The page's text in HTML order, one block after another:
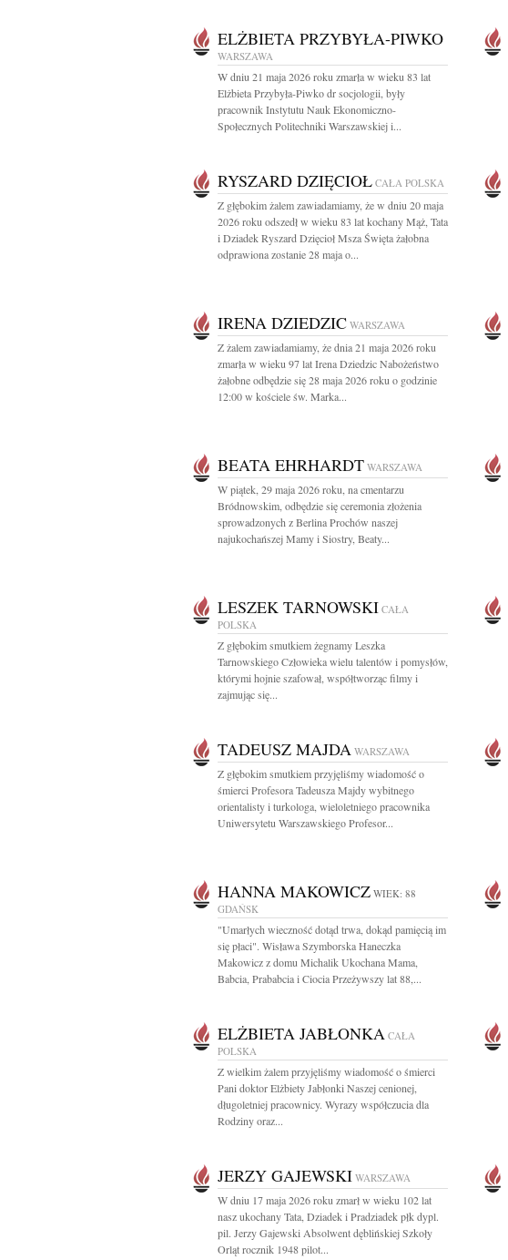
ELŻBIETA PRZYBYŁA-PIWKO
WARSZAWA
W dniu 21 maja 2026 roku zmarła w wieku 83 lat
Elżbieta Przybyła-Piwko dr socjologii, były
pracownik Instytutu Nauk Ekonomiczno-
Społecznych Politechniki Warszawskiej i...
RYSZARD DZIĘCIOŁ CAŁA POLSKA
Z głębokim żalem zawiadamiamy, że w dniu 20 maja
2026 roku odszedł w wieku 83 lat kochany Mąż, Tata
i Dziadek Ryszard Dzięcioł Msza Święta żałobna
odprawiona zostanie 28 maja o...
IRENA DZIEDZIC WARSZAWA
Z żalem zawiadamiamy, że dnia 21 maja 2026 roku
zmarła w wieku 97 lat Irena Dziedzic Nabożeństwo
żałobne odbędzie się 28 maja 2026 roku o godzinie
12:00 w kościele św. Marka...
BEATA EHRHARDT WARSZAWA
W piątek, 29 maja 2026 roku, na cmentarzu
Bródnowskim, odbędzie się ceremonia złożenia
sprowadzonych z Berlina Prochów naszej
najukochańszej Mamy i Siostry, Beaty...
LESZEK TARNOWSKI CAŁA
POLSKA
Z głębokim smutkiem żegnamy Leszka
Tarnowskiego Człowieka wielu talentów i pomysłów,
którymi hojnie szafował, współtworząc filmy i
zajmując się...
TADEUSZ MAJDA WARSZAWA
Z głębokim smutkiem przyjęliśmy wiadomość o
śmierci Profesora Tadeusza Majdy wybitnego
orientalisty i turkologa, wieloletniego pracownika
Uniwersytetu Warszawskiego Profesor...
HANNA MAKOWICZ WIEK: 88
GDAŃSK
"Umarłych wieczność dotąd trwa, dokąd pamięcią im
się płaci". Wisława Szymborska Haneczka
Makowicz z domu Michalik Ukochana Mama,
Babcia, Prababcia i Ciocia Przeżywszy lat 88,...
ELŻBIETA JABŁONKA CAŁA
POLSKA
Z wielkim żalem przyjęliśmy wiadomość o śmierci
Pani doktor Elżbiety Jabłonki Naszej cenionej,
długoletniej pracownicy. Wyrazy współczucia dla
Rodziny oraz...
JERZY GAJEWSKI WARSZAWA
W dniu 17 maja 2026 roku zmarł w wieku 102 lat
nasz ukochany Tata, Dziadek i Pradziadek płk dypl.
pil. Jerzy Gajewski Absolwent dęblińskiej Szkoły
Orląt rocznik 1948 pilot...